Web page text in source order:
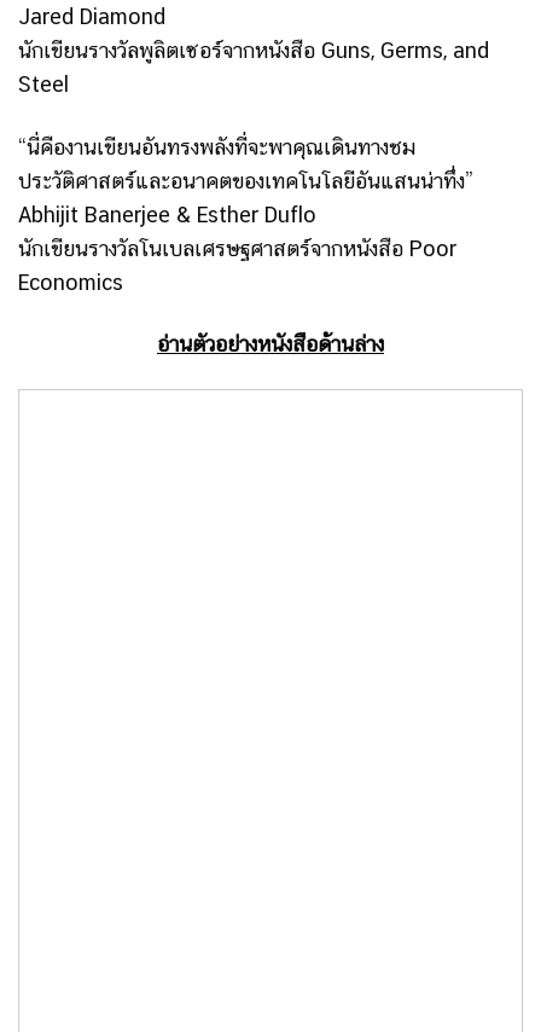
Jared Diamond
นักเขียนรางวัลพูลิตเซอร์จากหนังสือ Guns, Germs, and
Steel
“นี่คืองานเขียนอันทรงพลังที่จะพาคุณเดินทางชม
ประวัติศาสตร์และอนาคตของเทคโนโลยีอันแสนน่าทึ่ง”
Abhijit Banerjee & Esther Duflo
นักเขียนรางวัลโนเบลเศรษฐศาสตร์จากหนังสือ Poor
Economics
อ่านตัวอย่างหนังสือด้านล่าง